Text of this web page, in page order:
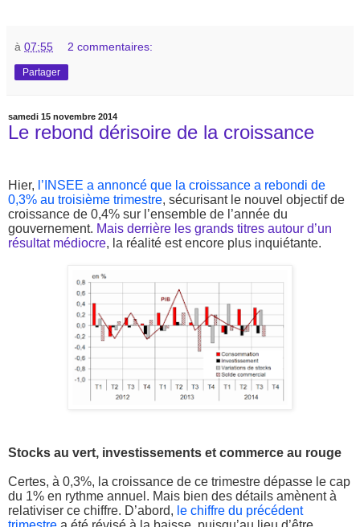
à 07:55 2 commentaires:
Partager
samedi 15 novembre 2014
Le rebond dérisoire de la croissance
Hier, l’INSEE a annoncé que la croissance a rebondi de
0,3% au troisième trimestre, sécurisant le nouvel objectif de
croissance de 0,4% sur l’ensemble de l’année du
gouvernement. Mais derrière les grands titres autour d’un
résultat médiocre, la réalité est encore plus inquiétante.
Stocks au vert, investissements et commerce au rouge
Certes, à 0,3%, la croissance de ce trimestre dépasse le cap
du 1% en rythme annuel. Mais bien des détails amènent à
relativiser ce chiffre. D’abord, le chiffre du précédent